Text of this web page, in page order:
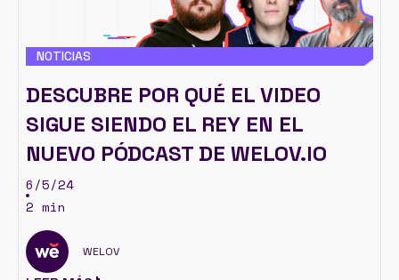
NOTICIAS
DESCUBRE POR QUÉ EL VIDEO
SIGUE SIENDO EL REY EN EL
NUEVO PÓDCAST DE WELOV.IO
6/5/24
2 min
WELOV